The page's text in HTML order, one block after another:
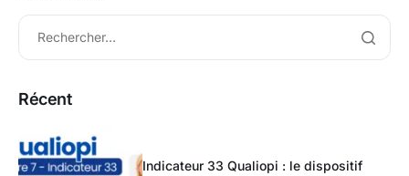
Récent
Indicateur 33 Qualiopi : le dispositif